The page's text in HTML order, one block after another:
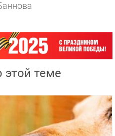
теме